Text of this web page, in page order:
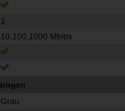
1
10,100,1000 Mbit/s
Grau